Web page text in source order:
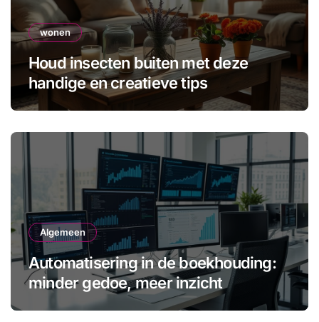
wonen
Houd insecten buiten met deze
handige en creatieve tips
Algemeen
Automatisering in de boekhouding:
minder gedoe, meer inzicht